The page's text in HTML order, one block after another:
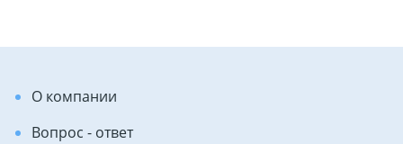
О компании
Вопрос - ответ